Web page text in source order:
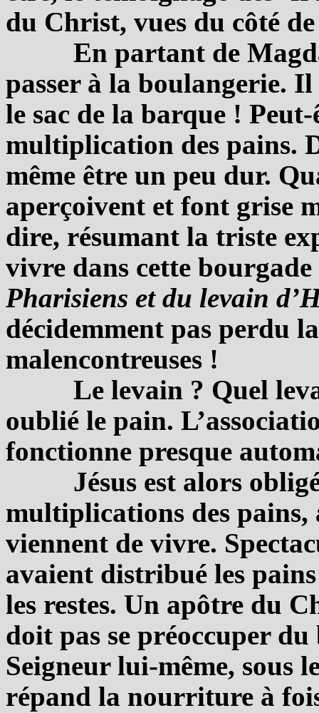
du Christ, vues du côté
En partant de
passer à la boulangerie.
le sac de la barque !
multiplication des pains.
même être un peu dur.
aperçoivent et font grise
dire, résumant la triste
vivre dans cette
Pharisiens et du levain
décidemment pas perdu
malencontreuses !
Le levain ? Quel
oublié le pain.
fonctionne presque
Jésus est alors
multiplications des pains,
viennent de vivre.
avaient distribué les
les restes. Un apôtre du
doit pas se préoccuper
Seigneur lui-même, sous
répand la nourriture à